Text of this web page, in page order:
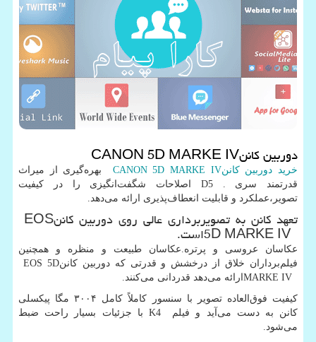
دوربین کاننCANON 5D MARKE IV
خرید دوربین کاننCANON 5D MARKE IV
بهره‌گیری از میراث
قدرتمند سری D5 .
اصلاحات شگفت‌انگیزی را در کیفیت
تصویر،عملکرد و قابلیت انعطاف‌پذیری ارائه می‌دهد.
تعهد کانن به تصویربرداری عالی روی دوربین کاننEOS
5D MARKE IVاست.
عکاسان عروسی و پرتره.عکاسان طبیعت و منظره و همچنین
فیلم‌برداران خلاق از درخشش و قدرتی که دوربین کاننEOS 5D
MARKE IV ارائه می‌دهد قدردانی می‌کنند.
کیفیت فوق‌العاده تصویر با سنسور کاملاً کامل ۳۰۰۴ مگا پیکسلی
کانن به دست می‌آید و فیلم K4 با جزئیات بسیار راحت ضبط
می‌شود.